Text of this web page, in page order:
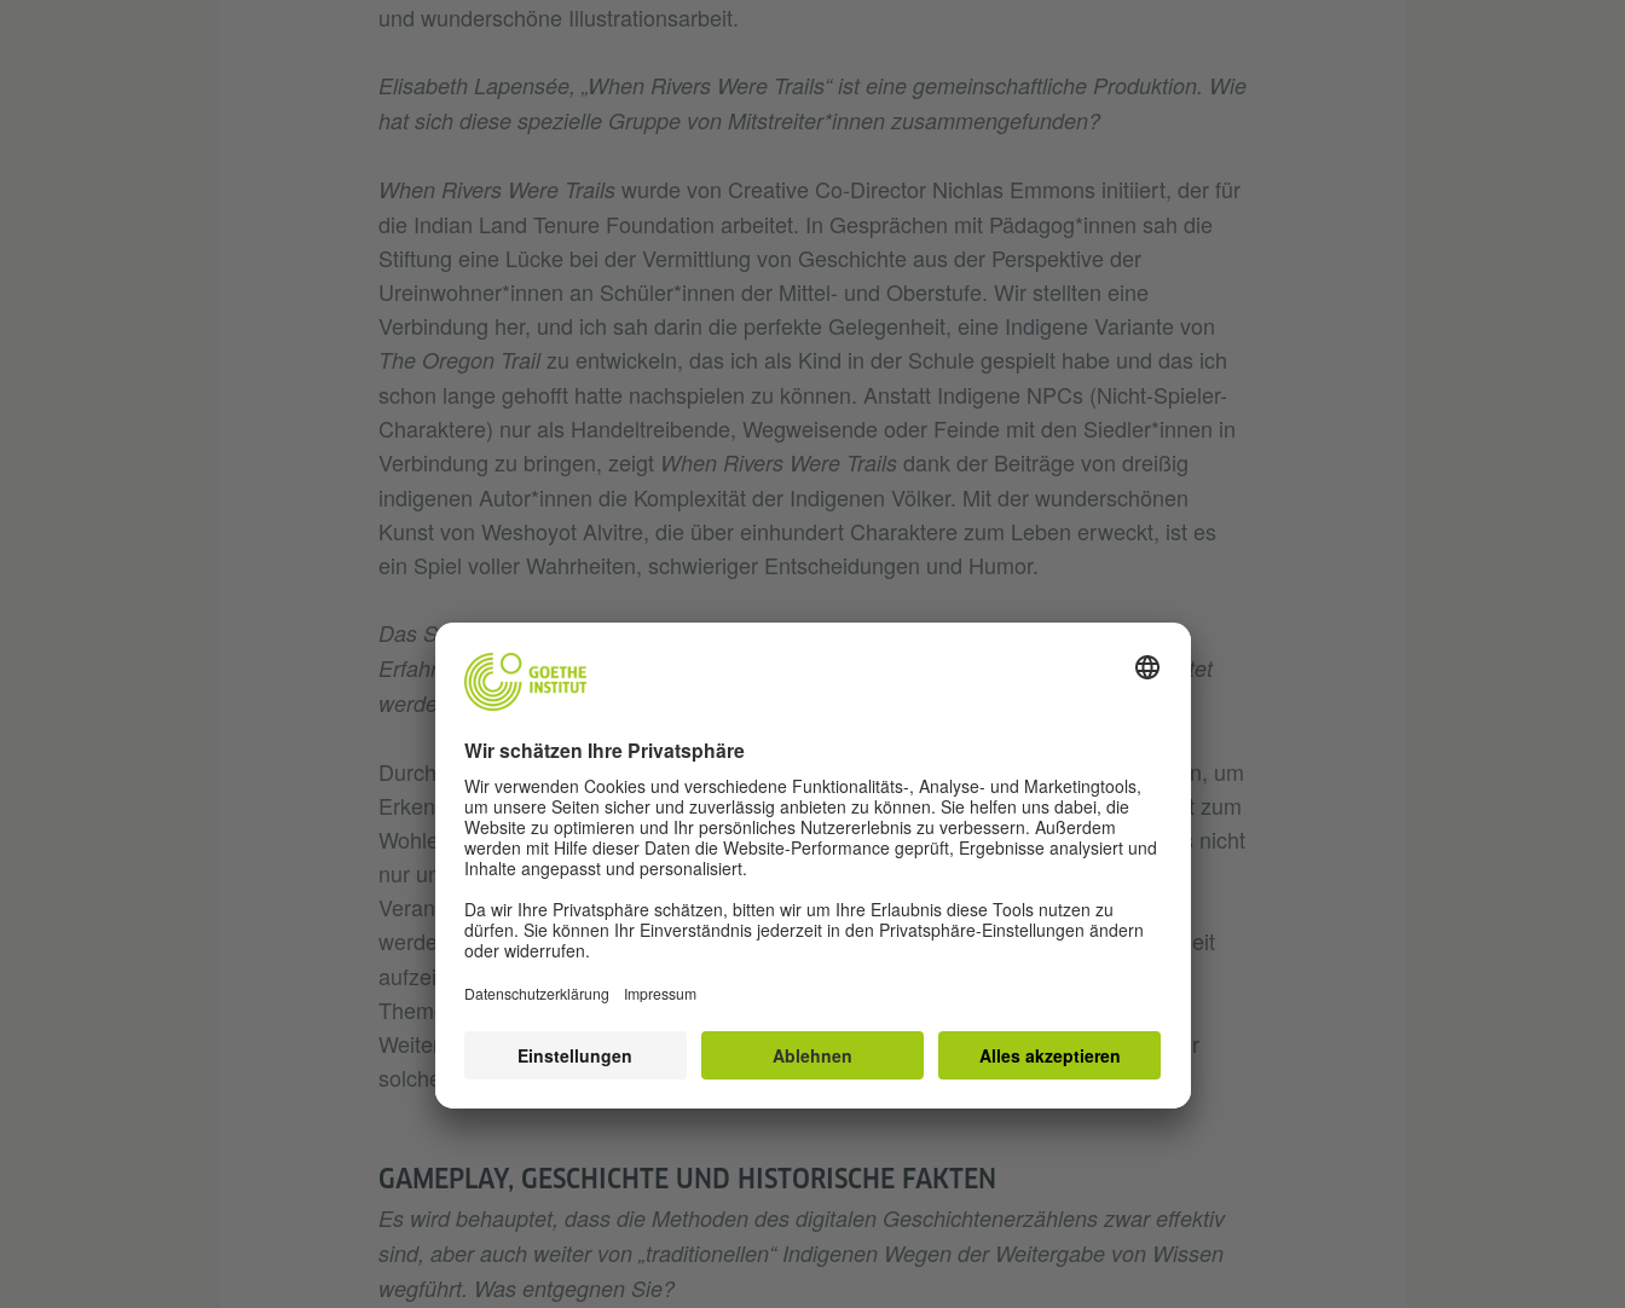
und wunderschöne Illustrationsarbeit.
Elisabeth Lapensée, „When Rivers Were Trails“ ist eine gemeinschaftliche Produktion. Wie
hat sich diese spezielle Gruppe von Mitstreiter*innen zusammengefunden?
When Rivers Were Trails wurde von Creative Co-Director Nichlas Emmons initiiert, der für
die Indian Land Tenure Foundation arbeitet. In Gesprächen mit Pädagog*innen sah die
Stiftung eine Lücke bei der Vermittlung von Geschichte aus der Perspektive der
Ureinwohner*innen an Schüler*innen der Mittel- und Oberstufe. Wir stellten eine
Verbindung her, und ich sah darin die perfekte Gelegenheit, eine Indigene Variante von
The Oregon Trail zu entwickeln, das ich als Kind in der Schule gespielt habe und das ich
schon lange gehofft hatte nachspielen zu können. Anstatt Indigene NPCs (Nicht-Spieler-
Charaktere) nur als Handeltreibende, Wegweisende oder Feinde mit den Siedler*innen in
Verbindung zu bringen, zeigt When Rivers Were Trails dank der Beiträge von dreißig
indigenen Autor*innen die Komplexität der Indigenen Völker. Mit der wunderschönen
Kunst von Weshoyot Alvitre, die über einhundert Charaktere zum Leben erweckt, ist es
ein Spiel voller Wahrheiten, schwieriger Entscheidungen und Humor.
Das Spiel und seine Geschichten machen die Vergangenheit zu einer greifbaren
Erfahrung. Glauben Sie, dass durch diese Art der Erzählung auch die Zukunft gestaltet
werden kann?
Durch die Linse des Indigenen Futurismus können wir auf die Vergangenheit schauen, um
Erkenntnisse über die Zukunft zu gewinnen, aber wir müssen auch in der Gegenwart zum
Wohle der nächsten Generationen handeln. Beim Verständnis von Verträgen geht es nicht
nur um deren Geschichte, sondern auch darum, die fortwährende und aktuelle
Verantwortung aus Verträgen zu erkennen, um sicherzustellen, dass sie eingehalten
werden. So wieWhen Rivers Were TrailsIndigene Perspektiven aus der Vergangenheit
aufzeigt, können Spiele auch ein Raum sein, in dem wir uns die Zukunft vorstellen.
Themen wie Klimawandel, der Fortbestand von Sprachen und eine inklusivere
Weiterentwicklung von Technologien sind nur einige der vielen möglichen Themen für
solche Spiele.
GAMEPLAY, GESCHICHTE UND HISTORISCHE FAKTEN
Es wird behauptet, dass die Methoden des digitalen Geschichtenerzählens zwar effektiv
sind, aber auch weiter von „traditionellen“ Indigenen Wegen der Weitergabe von Wissen
wegführt. Was entgegnen Sie?